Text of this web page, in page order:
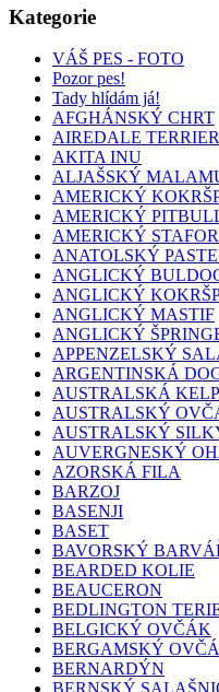
Kategorie
VÁŠ PES - FOTO
Pozor pes!
Tady hlídám já!
AFGHÁNSKÝ CHRT
AIREDALE TERRIER
AKITA INU
ALJAŠSKÝ
AMERICKÝ
AMERICKÝ
AMERICKÝ
ANATOLSKÝ
ANGLICKÝ
ANGLICKÝ
ANGLICKÝ MASTIF
ANGLICKÝ
APPENZELSKÝ
ARGENTINSKÁ
AUSTRALSKÁ
AUSTRALSKÝ
AUSTRALSKÝ
AUVERGNESKÝ
AZORSKÁ FILA
BARZOJ
BASENJI
BASET
BAVORSKÝ
BEARDED KOLIE
BEAUCERON
BEDLINGTON
BELGICKÝ OVČÁK
BERGAMSKÝ
BERNARDÝN